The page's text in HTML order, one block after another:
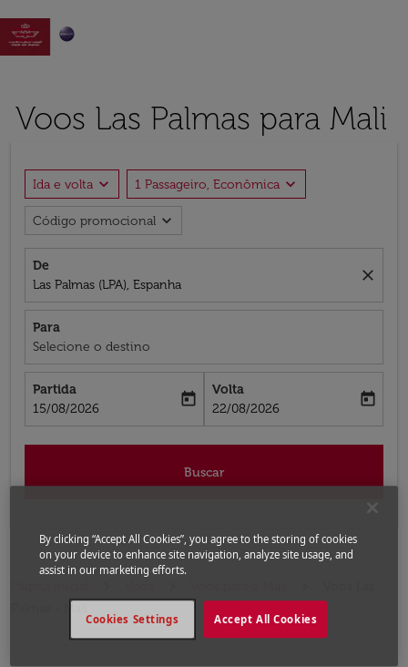

Voos Las Palmas para Mali
Ida e volta expand_more 1 Passageiro, Econômica expand_more
Código promocional expand_more
De
Las Palmas (LPA), Espanha
close
Para
Selecione o destino
Partida
fc-booking-departure-date-aria-label
15/08/2026
today
Volta
fc-booking-return-date-aria-label
22/08/2026
today
Buscar
By clicking “Accept All Cookies”, you agree to the storing of cookies
on your device to enhance site navigation, analyze site usage, and
assist in our marketing efforts.
Accept All Cookies
Cookies Settings